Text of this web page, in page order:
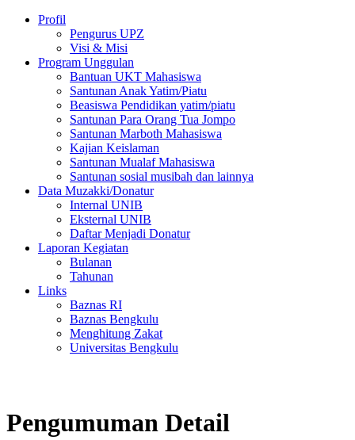
Profil
Pengurus UPZ
Visi & Misi
Program Unggulan
Bantuan UKT Mahasiswa
Santunan Anak Yatim/Piatu
Beasiswa Pendidikan yatim/piatu
Santunan Para Orang Tua Jompo
Santunan Marboth Mahasiswa
Kajian Keislaman
Santunan Mualaf Mahasiswa
Santunan sosial musibah dan lainnya
Data Muzakki/Donatur
Internal UNIB
Eksternal UNIB
Daftar Menjadi Donatur
Laporan Kegiatan
Bulanan
Tahunan
Links
Baznas RI
Baznas Bengkulu
Menghitung Zakat
Universitas Bengkulu
Pengumuman Detail